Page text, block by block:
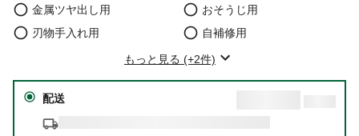
金属ツヤ出し用
おそうじ用
刃物手入れ用
自補修用
もっと見る (+2件)
配送